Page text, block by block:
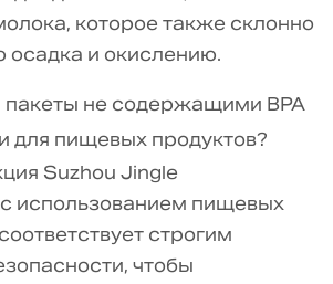
которое также склонно
осадка и окислению.
пакеты не содержащими BPA
для пищевых продуктов?
Suzhou Jingle
использованием пищевых
строгим
чтобы